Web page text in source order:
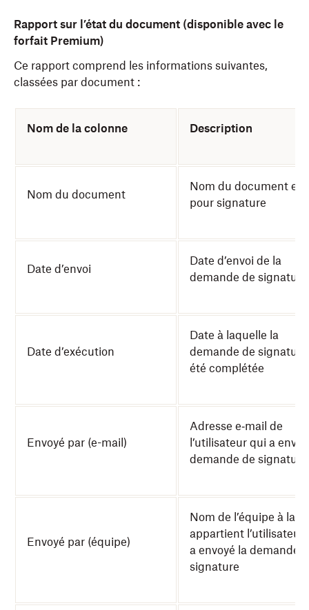
Rapport sur l’état du document (disponible avec le
forfait Premium)
Ce rapport comprend les informations suivantes,
classées par document :
Nom de la colonne Description
Nom du document
Nom du document
pour signature
Date d’envoi
Date d’envoi de la
demande de signature
Date d’exécution
Date à laquelle la
demande de
été complétée
Envoyé par (e-mail)
Adresse e‑mail de
l’utilisateur qui a
demande de signature
Envoyé par (équipe)
Nom de l’équipe à
appartient l’utilisateur
a envoyé la demande
signature